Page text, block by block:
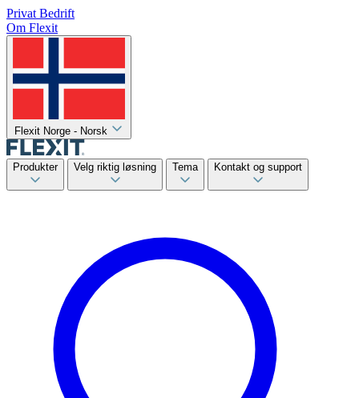
Privat Bedrift
Om Flexit
Flexit Norge - Norsk
Produkter Velg riktig løsning Tema Kontakt og support